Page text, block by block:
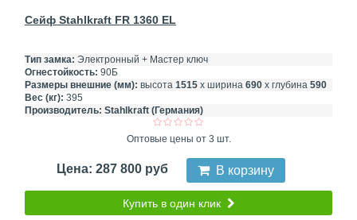
Сейф Stahlkraft FR 1360 EL
Тип замка: Электронный + Мастер ключ
Огнестойкость: 90Б
Размеры внешние (мм): высота 1515 х ширина 690 х глубина 590
Вес (кг): 395
Производитель: Stahlkraft (Германия)
Оптовые цены от 3 шт.
Цена: 287 800 руб В корзину
Купить в один клик